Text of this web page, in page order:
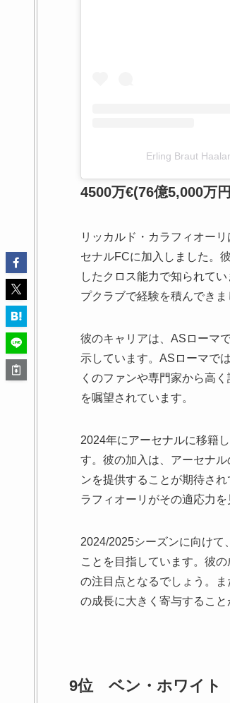
Erling Braut
4500万€(76億5,000万
リッカルド・カラフィオー
セナルFCに加入しました。
したクロス能力で知られて
プクラブで経験を積んできま
彼のキャリアは、ASローマ
示しています。ASローマで
くのファンや専門家から高
を嘱望されています。
2024年にアーセナルに移籍
す。彼の加入は、アーセナ
ンを提供することが期待さ
ラフィオーリがその適応力
2024/2025シーズンに向けて
ことを目指しています。彼
の注目点となるでしょう。
の成長に大きく寄与すること
9位 ベン・ホワイト